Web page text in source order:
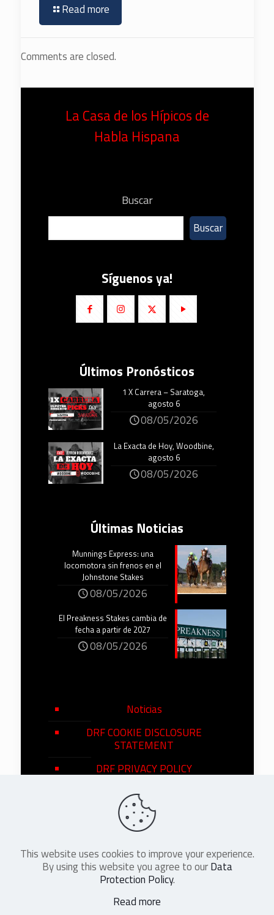
Read more
Comments are closed.
La Casa de los Hípicos de
Habla Hispana
Buscar
Buscar
Síguenos ya!
Últimos Pronósticos
1 X Carrera – Saratoga,
agosto 6
08/05/2026
La Exacta de Hoy, Woodbine,
agosto 6
08/05/2026
Últimas Noticias
Munnings Express: una
locomotora sin frenos en el
Johnstone Stakes
08/05/2026
El Preakness Stakes cambia de
fecha a partir de 2027
08/05/2026
Noticias
DRF COOKIE DISCLOSURE
STATEMENT
DRF PRIVACY POLICY
©2026DRF en Español. All Rights
Reserved
This website uses cookies to improve your experience.
By using this website you agree to ourData
Protection Policy.
Read more